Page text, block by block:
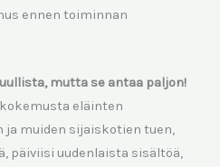
ennen toiminnan
mutta se antaa paljon!
eläinten
muiden sijaiskotien tuen,
päiviisi uudenlaista sisältöä,